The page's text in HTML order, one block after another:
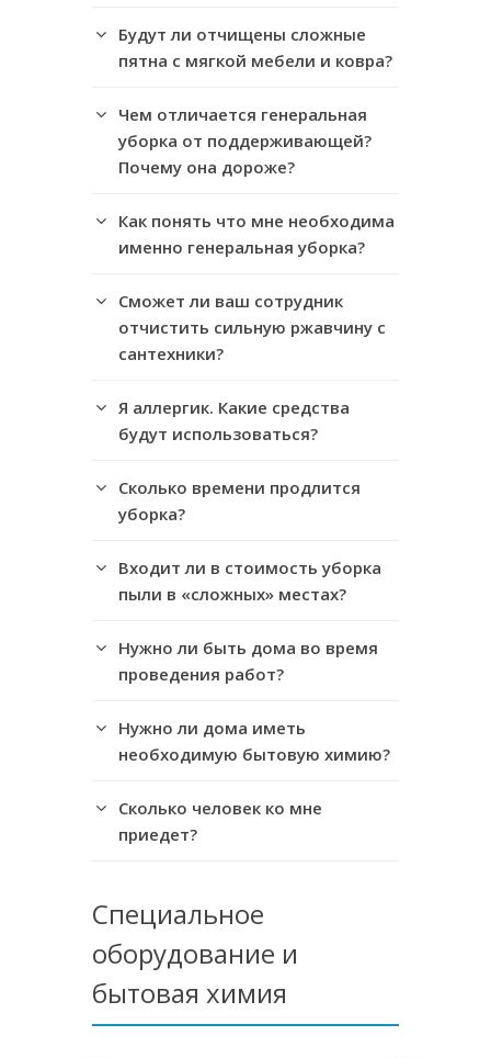
Будут ли отчищены сложные
пятна с мягкой мебели и ковра?
Чем отличается генеральная
уборка от поддерживающей?
Почему она дороже?
Как понять что мне необходима
именно генеральная уборка?
Сможет ли ваш сотрудник
отчистить сильную ржавчину с
сантехники?
Я аллергик. Какие средства
будут использоваться?
Сколько времени продлится
уборка?
Входит ли в стоимость уборка
пыли в «сложных» местах?
Нужно ли быть дома во время
проведения работ?
Нужно ли дома иметь
необходимую бытовую химию?
Сколько человек ко мне
приедет?
Специальное
оборудование и
бытовая химия